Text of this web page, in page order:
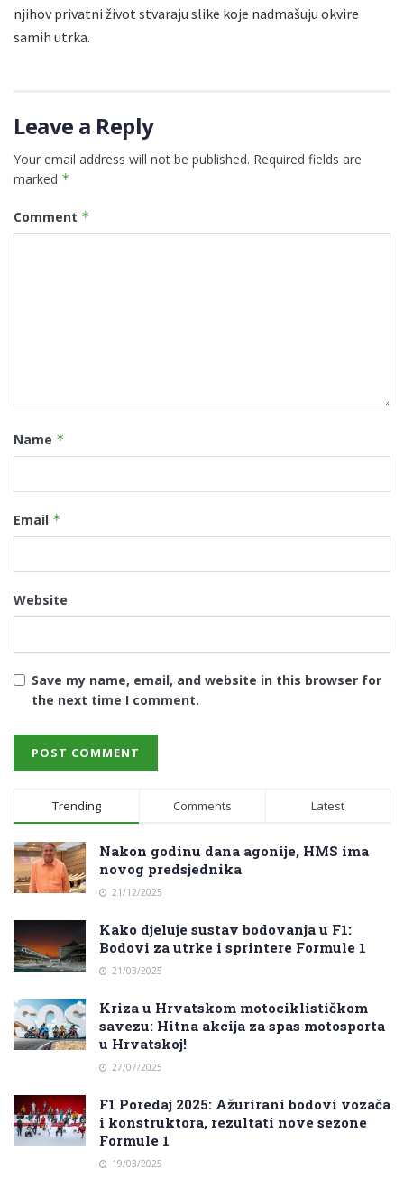
njihov privatni život stvaraju slike koje nadmašuju okvire
samih utrka.
Leave a Reply
Your email address will not be published. Required fields are
marked *
Comment *
Name *
Email *
Website
Save my name, email, and website in this browser for
the next time I comment.
Trending Comments Latest
Nakon godinu dana agonije, HMS ima
novog predsjednika
21/12/2025
Kako djeluje sustav bodovanja u F1:
Bodovi za utrke i sprintere Formule 1
21/03/2025
Kriza u Hrvatskom motociklističkom
savezu: Hitna akcija za spas motosporta
u Hrvatskoj!
27/07/2025
F1 Poredaj 2025: Ažurirani bodovi vozača
i konstruktora, rezultati nove sezone
Formule 1
19/03/2025